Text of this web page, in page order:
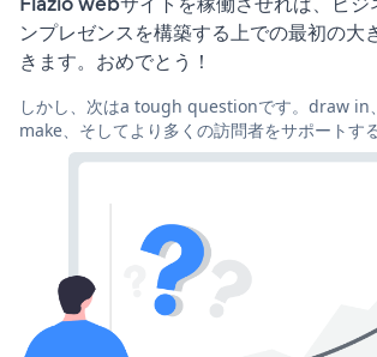
ンプレゼンスを構築する上での最初の大
きます。おめでとう！
しかし、次はa tough questionです。draw in
make、そしてより多くの訪問者をサポートす